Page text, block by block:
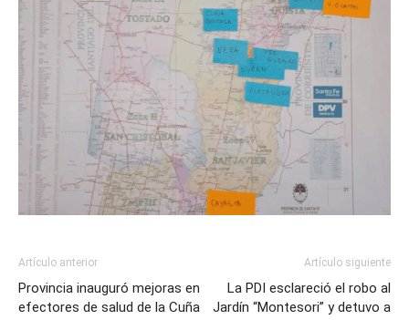
Artículo anterior
Provincia inauguró mejoras en
efectores de salud de la Cuña
Artículo siguiente
La PDI esclareció el robo al
Jardín “Montesori” y detuvo a